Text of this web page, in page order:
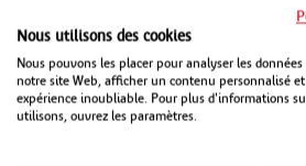
Nous utilisons des cookies
Nous pouvons les placer pour analyser les
notre site Web, afficher un contenu personnalisé
expérience inoubliable. Pour plus d'informations
utilisons, ouvrez les paramètres.